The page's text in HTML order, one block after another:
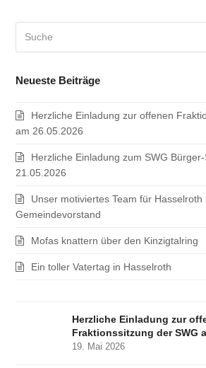
Neueste Beiträge
Herzliche Einladung zur offenen
am 26.05.2026
Herzliche Einladung zum SWG
21.05.2026
Unser motiviertes Team für Hasselroth
Gemeindevorstand
Mofas knattern über den Kinzigtalring
Ein toller Vatertag in Hasselroth
Herzliche Einladung zur
Fraktionssitzung der SWG
19. Mai 2026